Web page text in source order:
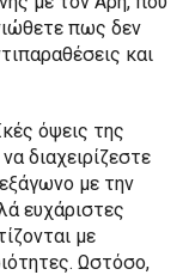
πως δεν
και
όψεις της
διαχειρίζεστε
με την
ευχάριστες
με
Ωστόσο,